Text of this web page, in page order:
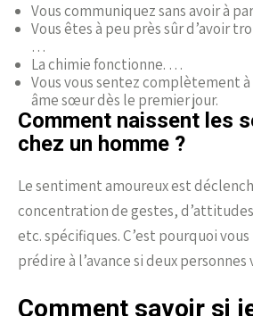
Vous communiquez sans avoir à
Vous êtes à peu près sûr d’avoir
…
La chimie fonctionne. …
Vous vous sentez complètement à
âme sœur dès le premier jour.
Comment naissent les
chez un homme ?
Le sentiment amoureux est
concentration de gestes,
etc. spécifiques. C’est pourquoi
prédire à l’avance si deux personnes
Comment savoir si